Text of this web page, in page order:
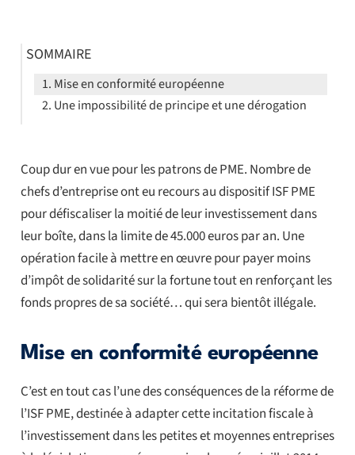
Coup dur en vue pour les patrons de PME. Nombre de
chefs d’entreprise ont eu recours au dispositif ISF PME
pour défiscaliser la moitié de leur investissement dans
leur boîte, dans la limite de 45.000 euros par an. Une
opération facile à mettre en œuvre pour payer moins
d’impôt de solidarité sur la fortune tout en renforçant les
fonds propres de sa société… qui sera bientôt illégale.
Mise en conformité européenne
C’est en tout cas l’une des conséquences de la réforme de
l’ISF PME, destinée à adapter cette incitation fiscale à
l’investissement dans les petites et moyennes entreprises
SOMMAIRE
Mise en conformité européenne
Une impossibilité de principe et une dérogation